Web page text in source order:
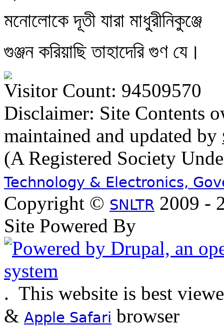
মনোলোকে দূতী যারা মাধুরীনিকুঞ্জে
গুঞ্জন করিয়াছি তাহাদেরি গুণ যে।
Visitor Count: 94509570
Disclaimer: Site Contents
maintained and updated by
(A Registered Society
Technology & Electronics,
Copyright © SNLTR 2009 -
Site Powered By
. This website is best
& Apple Safari browser